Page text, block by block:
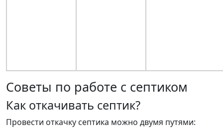
Советы по работе с септиком
Как откачивать септик?
Провести откачку септика можно двумя путями: